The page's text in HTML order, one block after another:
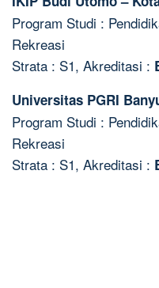
Program Studi :
Rekreasi
Strata : S1, Akreditasi :
Universitas PGRI
Program Studi :
Rekreasi
Strata : S1, Akreditasi :